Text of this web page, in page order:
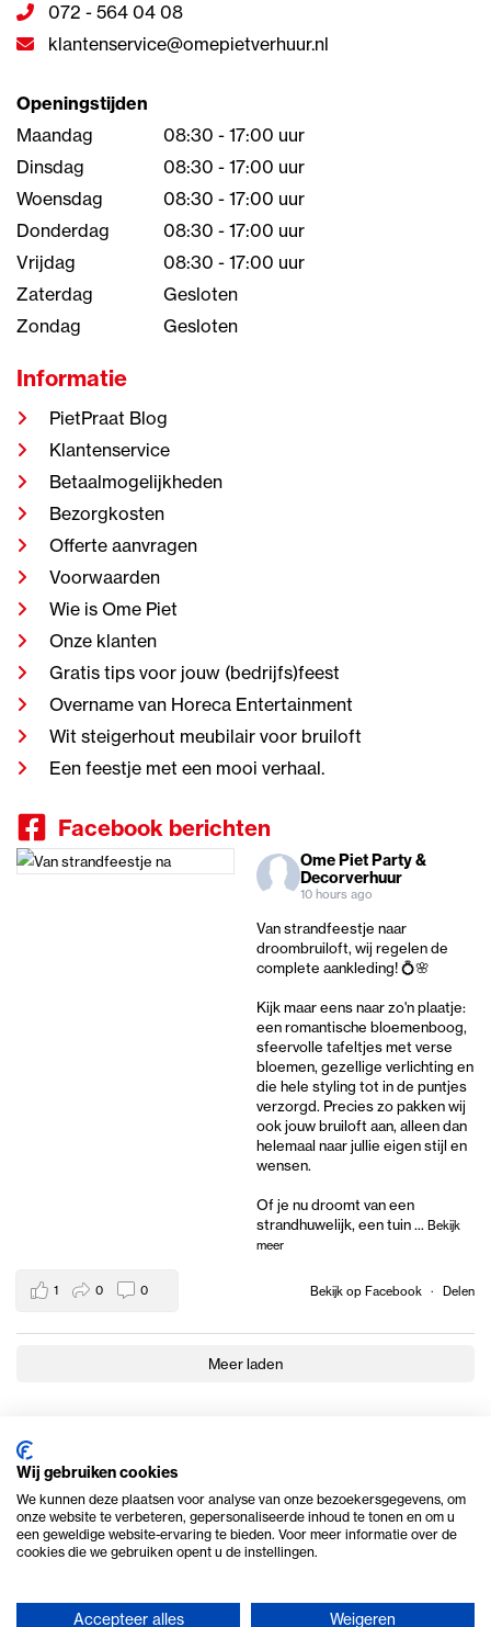
072 - 564 04 08
klantenservice@omepietverhuur.nl
Openingstijden
Maandag
08:30 - 17:00 uur
Dinsdag
08:30 - 17:00 uur
Woensdag
08:30 - 17:00 uur
Donderdag
08:30 - 17:00 uur
Vrijdag
08:30 - 17:00 uur
Zaterdag
Gesloten
Zondag
Gesloten
Informatie
PietPraat Blog
Klantenservice
Betaalmogelijkheden
Bezorgkosten
Offerte aanvragen
Voorwaarden
Wie is Ome Piet
Onze klanten
Gratis tips voor jouw (bedrijfs)feest
Overname van Horeca Entertainment
Wit steigerhout meubilair voor bruiloft
Een feestje met een mooi verhaal.
Facebook berichten
Ome Piet Party &
Decorverhuur
10 hours ago
Van strandfeestje naar
droombruiloft, wij regelen de
complete aankleding! 💍🌸
Kijk maar eens naar zo'n plaatje:
een romantische bloemenboog,
sfeervolle tafeltjes met verse
bloemen, gezellige verlichting en
die hele styling tot in de puntjes
verzorgd. Precies zo pakken wij
ook jouw bruiloft aan, alleen dan
helemaal naar jullie eigen stijl en
wensen.
Of je nu droomt van een
strandhuwelijk, een tuin... Bekijk
meer
Bekijk op Facebook · Delen
1 0 0
Meer laden
Wij gebruiken cookies
We kunnen deze plaatsen voor analyse van onze bezoekersgegevens, om
onze website te verbeteren, gepersonaliseerde inhoud te tonen en om u
een geweldige website-ervaring te bieden. Voor meer informatie over de
cookies die we gebruiken opent u de instellingen.
Accepteer alles Weigeren